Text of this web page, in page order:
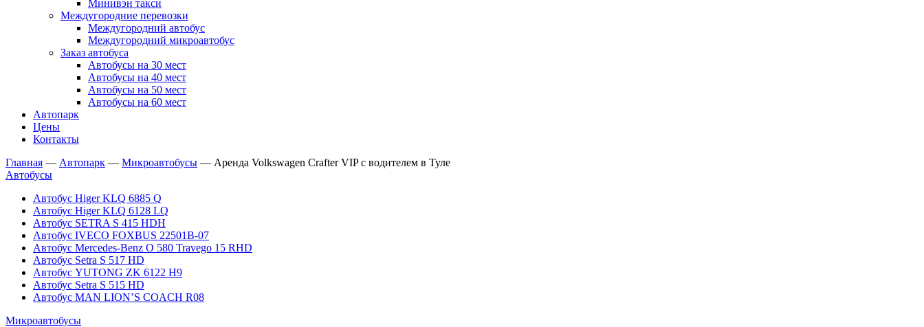
Минивэн такси
Междугородние перевозки
Междугородний автобус
Междугородний микроавтобус
Заказ автобуса
Автобусы на 30 мест
Автобусы на 40 мест
Автобусы на 50 мест
Автобусы на 60 мест
Автопарк
Цены
Контакты
Главная — Автопарк — Микроавтобусы — Аренда Volkswagen Crafter VIP с водителем в Туле
Автобусы
Автобус Higer KLQ 6885 Q
Автобус Higer KLQ 6128 LQ
Автобус SETRA S 415 HDH
Автобус IVECO FOXBUS 22501В-07
Автобус Mercedes-Benz O 580 Travego 15 RHD
Автобус Setra S 517 HD
Автобус YUTONG ZK 6122 H9
Автобус Setra S 515 HD
Автобус MAN LION’S COACH R08
Микроавтобусы